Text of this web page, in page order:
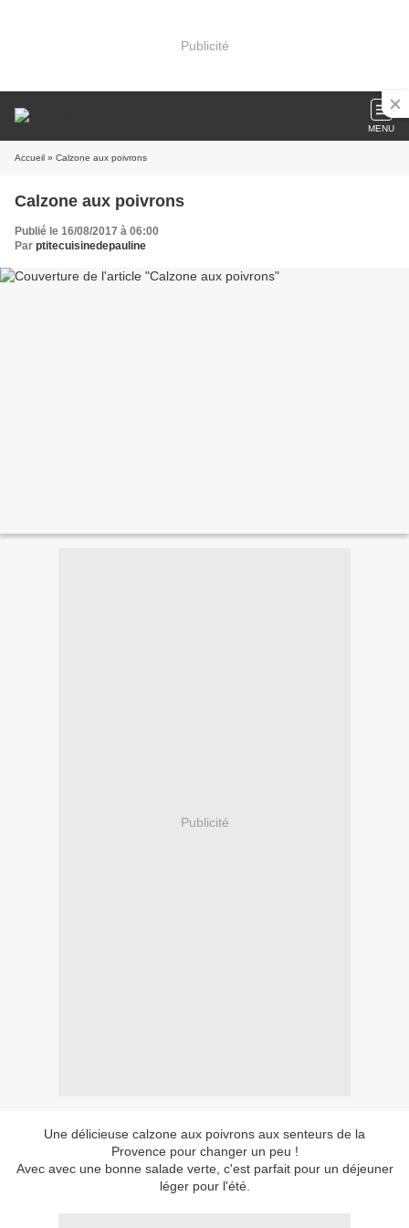
Publicité
MENU
Accueil » Calzone aux poivrons
Calzone aux poivrons
Publié le 16/08/2017 à 06:00
Par ptitecuisinedepauline
Publicité
Une délicieuse calzone aux poivrons aux senteurs de la
Provence pour changer un peu !
Avec avec une bonne salade verte, c'est parfait pour un déjeuner
léger pour l'été.